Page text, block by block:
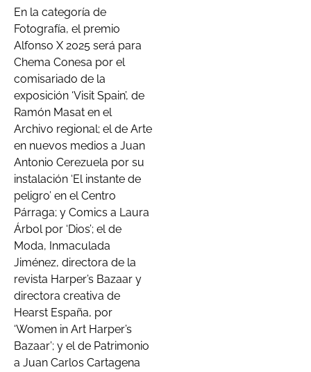
En la categoría de
Fotografía, el premio
Alfonso X 2025 será para
Chema Conesa por el
comisariado de la
exposición ‘Visit Spain’, de
Ramón Masat en el
Archivo regional; el de Arte
en nuevos medios a Juan
Antonio Cerezuela por su
instalación ‘El instante de
peligro’ en el Centro
Párraga; y Comics a Laura
Árbol por ‘Dios’; el de
Moda, Inmaculada
Jiménez, directora de la
revista Harper’s Bazaar y
directora creativa de
Hearst España, por
‘Women in Art Harper’s
Bazaar’; y el de Patrimonio
a Juan Carlos Cartagena